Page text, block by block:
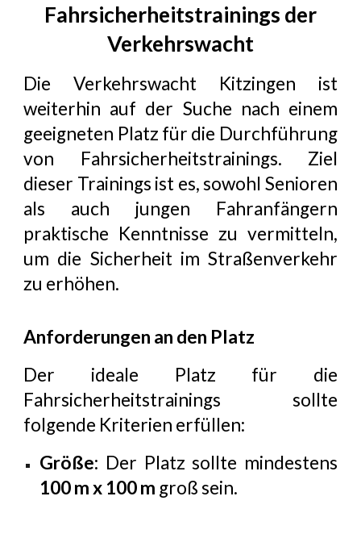
Fahrsicherheitstrainings der
Verkehrswacht
Die Verkehrswacht Kitzingen ist
weiterhin auf der Suche nach einem
geeigneten Platz für die Durchführung
von Fahrsicherheitstrainings. Ziel
dieser Trainings ist es, sowohl Senioren
als auch jungen Fahranfängern
praktische Kenntnisse zu vermitteln,
um die Sicherheit im Straßenverkehr
zu erhöhen.
Anforderungen an den Platz
Der ideale Platz für die
Fahrsicherheitstrainings sollte
folgende Kriterien erfüllen:
Größe: Der Platz sollte mindestens
100 m x 100 m groß sein.